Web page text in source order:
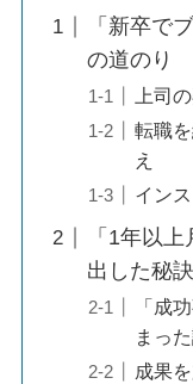
「新卒で
の道のり
上司
転職
え
イン
「1年以
出した秘訣
「成
まっ
成果